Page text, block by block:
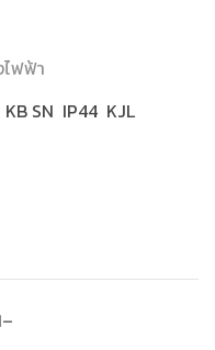
ฟฟ้า
SN IP44 KJL